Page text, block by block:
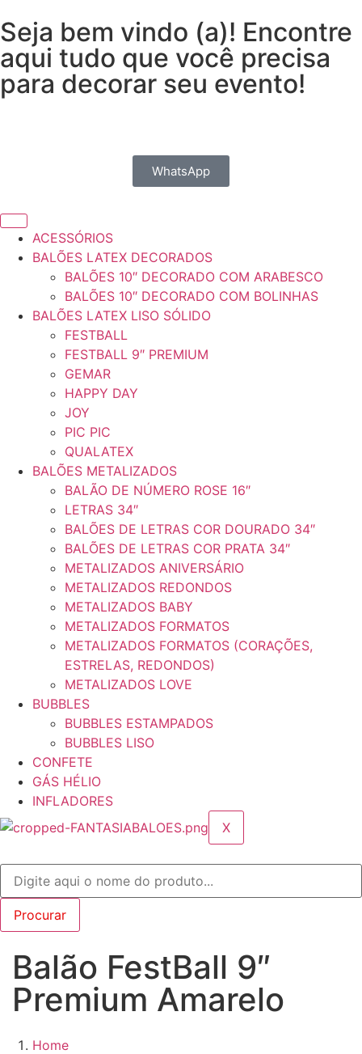
Seja bem vindo (a)! Encontre
aqui tudo que você precisa
para decorar seu evento!
WhatsApp
ACESSÓRIOS
BALÕES LATEX DECORADOS
BALÕES 10″ DECORADO COM ARABESCO
BALÕES 10″ DECORADO COM BOLINHAS
BALÕES LATEX LISO SÓLIDO
FESTBALL
FESTBALL 9″ PREMIUM
GEMAR
HAPPY DAY
JOY
PIC PIC
QUALATEX
BALÕES METALIZADOS
BALÃO DE NÚMERO ROSE 16″
LETRAS 34″
BALÕES DE LETRAS COR DOURADO 34″
BALÕES DE LETRAS COR PRATA 34″
METALIZADOS ANIVERSÁRIO
METALIZADOS REDONDOS
METALIZADOS BABY
METALIZADOS FORMATOS
METALIZADOS FORMATOS (CORAÇÕES,
ESTRELAS, REDONDOS)
METALIZADOS LOVE
BUBBLES
BUBBLES ESTAMPADOS
BUBBLES LISO
CONFETE
GÁS HÉLIO
INFLADORES
X
Balão FestBall 9″
Premium Amarelo
Home